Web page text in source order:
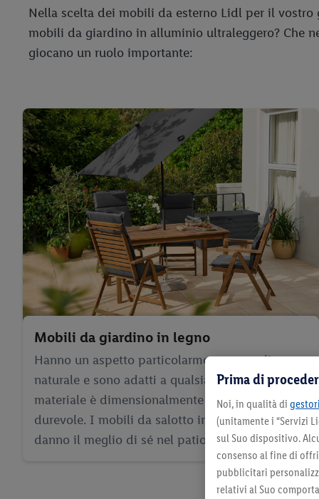
Nella scelta dei mobili da esterno Lidl per il
mobili da giardino in alluminio ultraleggero? Che
giocano un ruolo importante:
Mobili da giardino in legno
Hanno un aspetto particolarmente accogliente e
naturale e sono adatti a qualsiasi area esterna. Il
materiale è dimensionalmente stabile e
durevole. I mobili da salotto in legno per esterni
danno il meglio di sé nel patio o in giardino.
Prima di
Noi, in qualità di
(unitamente i “Servizi
sul Suo dispositivo.
consenso al fine di
pubblicitari
relativi al Suo